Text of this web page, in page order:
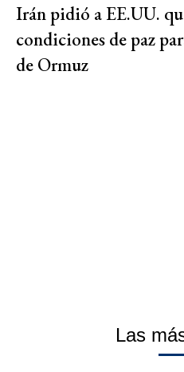
Irán pidió a EE.UU.
condiciones de paz
de Ormuz
Las